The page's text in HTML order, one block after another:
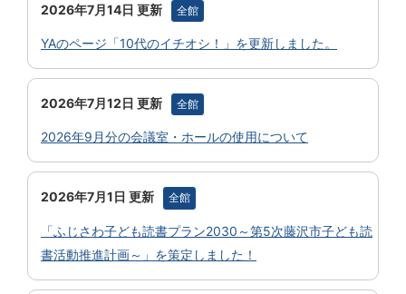
2026年7月14日 更新 全館
YAのページ「10代のイチオシ！」を更新しました。
2026年7月12日 更新 全館
2026年9月分の会議室・ホールの使用について
2026年7月1日 更新 全館
「ふじさわ子ども読書プラン2030～第5次藤沢市子ども読
書活動推進計画～」を策定しました！